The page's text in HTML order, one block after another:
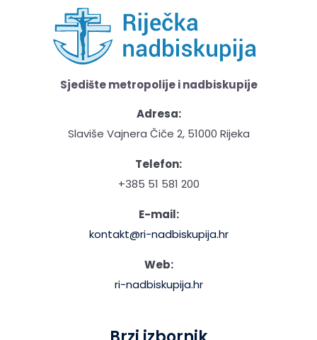
Sjedište metropolije i nadbiskupije
Adresa:
Slaviše Vajnera Čiče 2, 51000 Rijeka
Telefon:
+385 51 581 200
E-mail:
kontakt@ri-nadbiskupija.hr
Web:
ri-nadbiskupija.hr